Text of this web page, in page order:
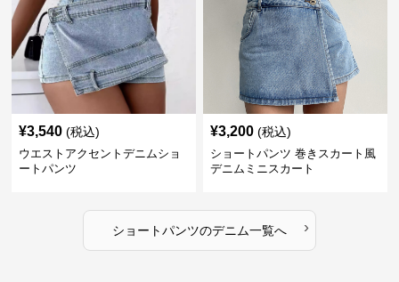
¥3,540 (税込)
ウエストアクセントデニムショ
ートパンツ
¥3,200 (税込)
ショートパンツ 巻きスカート風
デニムミニスカート
ショートパンツのデニム一覧へ ›